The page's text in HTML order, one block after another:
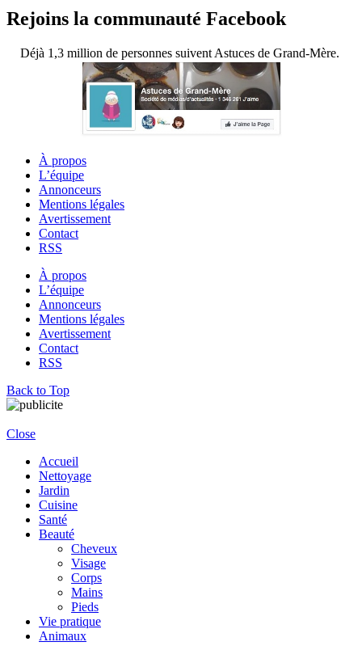
Rejoins la communauté Facebook
Déjà 1,3 million de personnes suivent Astuces de Grand-Mère.
À propos
L’équipe
Annonceurs
Mentions légales
Avertissement
Contact
RSS
À propos
L’équipe
Annonceurs
Mentions légales
Avertissement
Contact
RSS
Back to Top
Close
Accueil
Nettoyage
Jardin
Cuisine
Santé
Beauté
Cheveux
Visage
Corps
Mains
Pieds
Vie pratique
Animaux